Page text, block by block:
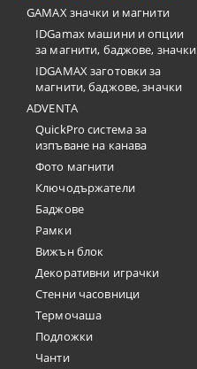
GAMAX значки и магнити
IDGamax машини и опции
за магнити, баджове, значки
IDGAMAX заготовки за
магнити, баджове, значки
ADVENTA
QuickPro система за
изпъване на канава
Фото магнити
Ключодържатели
Баджове
Рамки
Вижън блок
Декоративни играчки
Стенни часовници
Термочашa
Подложки
Чанти